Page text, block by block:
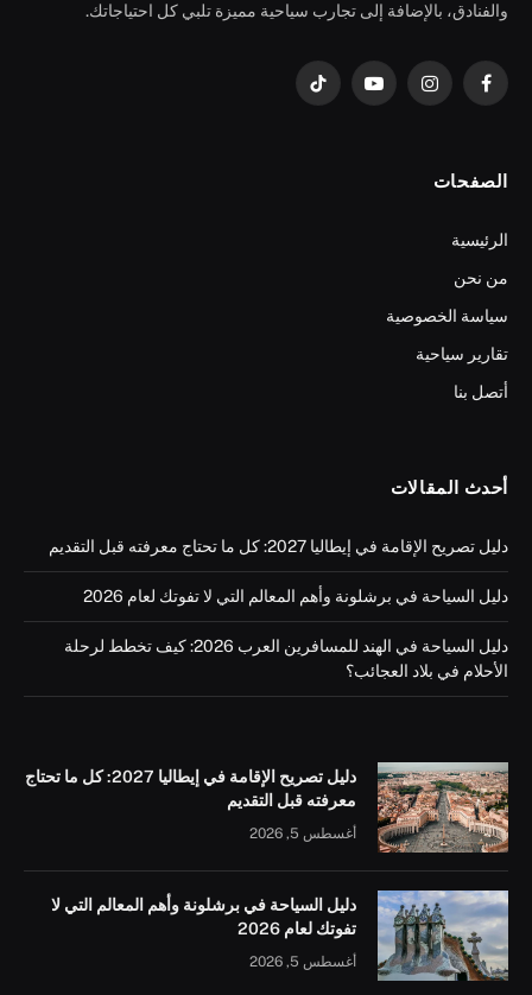
والفنادق، بالإضافة إلى تجارب سياحية مميزة تلبي كل احتياجاتك.
فيسبوكالانستغراميوتيوب تيكتوك
الصفحات
الرئيسية
من نحن
سياسة الخصوصية
تقارير سياحية
أتصل بنا
أحدث المقالات
دليل تصريح الإقامة في إيطاليا 2027: كل ما تحتاج معرفته قبل التقديم
دليل السياحة في برشلونة وأهم المعالم التي لا تفوتك لعام 2026
دليل السياحة في الهند للمسافرين العرب 2026: كيف تخطط لرحلة
الأحلام في بلاد العجائب؟
دليل تصريح الإقامة في إيطاليا 2027: كل ما تحتاج
معرفته قبل التقديم
أغسطس 5, 2026
دليل السياحة في برشلونة وأهم المعالم التي لا
تفوتك لعام 2026
أغسطس 5, 2026